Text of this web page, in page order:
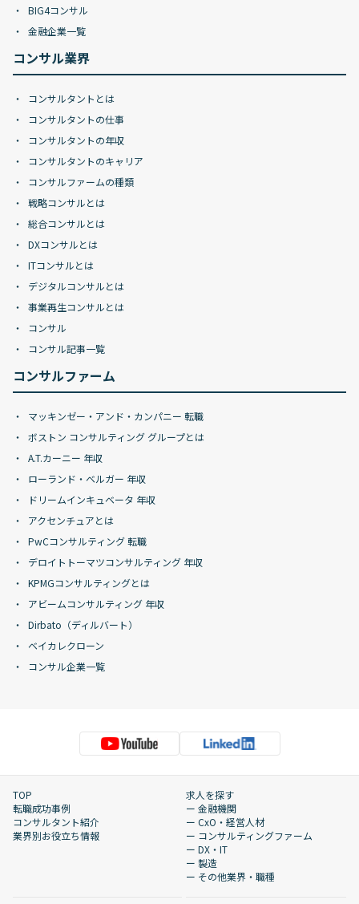
BIG4コンサル
金融企業一覧
コンサル業界
コンサルタントとは
コンサルタントの仕事
コンサルタントの年収
コンサルタントのキャリア
コンサルファームの種類
戦略コンサルとは
総合コンサルとは
DXコンサルとは
ITコンサルとは
デジタルコンサルとは
事業再生コンサルとは
コンサル
コンサル記事一覧
コンサルファーム
マッキンゼー・アンド・カンパニー 転職
ボストン コンサルティング グループとは
A.T.カーニー 年収
ローランド・ベルガー 年収
ドリームインキュベータ 年収
アクセンチュアとは
PwCコンサルティング 転職
デロイトトーマツコンサルティング 年収
KPMGコンサルティングとは
アビームコンサルティング 年収
Dirbato（ディルバート）
ベイカレクローン
コンサル企業一覧
TOP
転職成功事例
コンサルタント紹介
業界別お役立ち情報
求人を探す
ー 金融機関
ー CxO・経営人材
ー コンサルティングファーム
ー DX・IT
ー 製造
ー その他業界・職種